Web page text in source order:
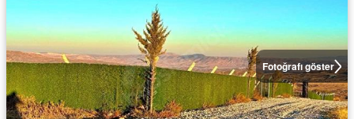
Fotoğrafı göster